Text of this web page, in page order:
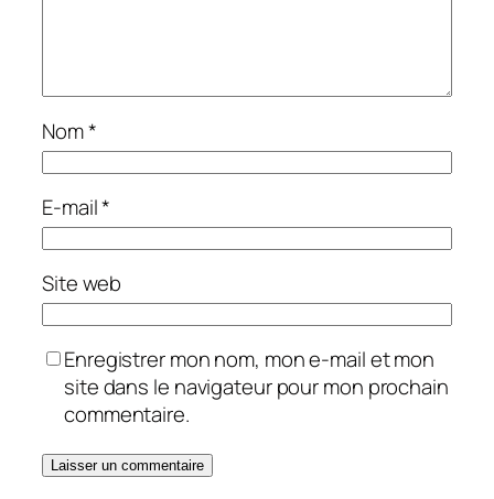
Nom*
E-mail*
Site web
Enregistrer mon nom, mon e-mail et mon
site dans le navigateur pour mon prochain
commentaire.